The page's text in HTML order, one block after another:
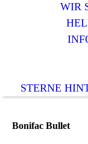
WIR
STERNE
Bonifac Bullet